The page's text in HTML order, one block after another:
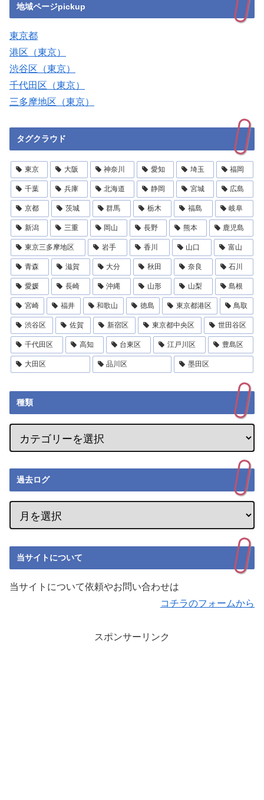
地域ページpickup
東京都
港区（東京）
渋谷区（東京）
千代田区（東京）
三多摩地区（東京）
タグクラウド
東京 大阪 神奈川 愛知 埼玉 福岡
千葉 兵庫 北海道 静岡 宮城 広島
京都 茨城 群馬 栃木 福島 岐阜
新潟 三重 岡山 長野 熊本 鹿児島
東京三多摩地区 岩手 香川 山口 富山
青森 滋賀 大分 秋田 奈良 石川
愛媛 長崎 沖縄 山形 山梨 島根
宮崎 福井 和歌山 徳島 東京都港区 鳥取
渋谷区 佐賀 新宿区 東京都中央区 世田谷区
千代田区 高知 台東区 江戸川区 豊島区
大田区 品川区 墨田区
種類
過去ログ
当サイトについて
当サイトについて依頼やお問い合わせは
コチラのフォームから
スポンサーリンク